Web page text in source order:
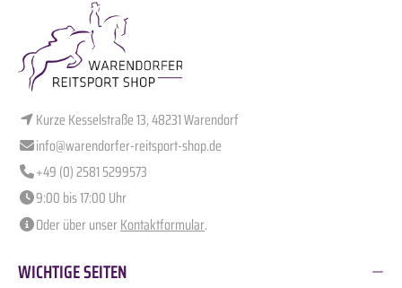
Kurze Kesselstraße 13, 48231 Warendorf
info@warendorfer-reitsport-shop.de
+49 (0) 2581 5299573
9:00 bis 17:00 Uhr
Oder über unserKontaktformular.
WICHTIGE SEITEN